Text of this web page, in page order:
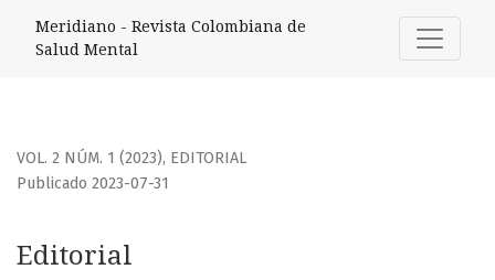
Meridiano - Revista Colombiana de
Salud Mental
VOL. 2 NÚM. 1 (2023), EDITORIAL
Editorial
Publicado 2023-07-31